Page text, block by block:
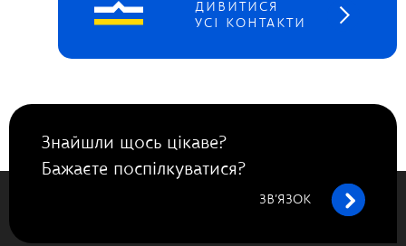
ДИВИТИСЯ
УСІ КОНТАКТИ
Знайшли щось цікаве?
Бажаєте поспілкуватися?
ЗВ’ЯЗОК